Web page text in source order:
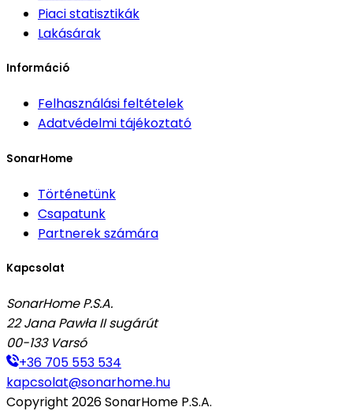
Piaci statisztikák
Lakásárak
Információ
Felhasználási feltételek
Adatvédelmi tájékoztató
SonarHome
Történetünk
Csapatunk
Partnerek számára
Kapcsolat
SonarHome P.S.A.
22 Jana Pawła II sugárút
00-133 Varsó
+36 705 553 534
kapcsolat@sonarhome.hu
Copyright 2026SonarHome P.S.A.